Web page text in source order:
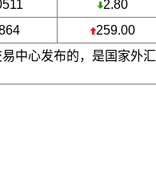
2.80
259.00
中心发布的，是国家外汇